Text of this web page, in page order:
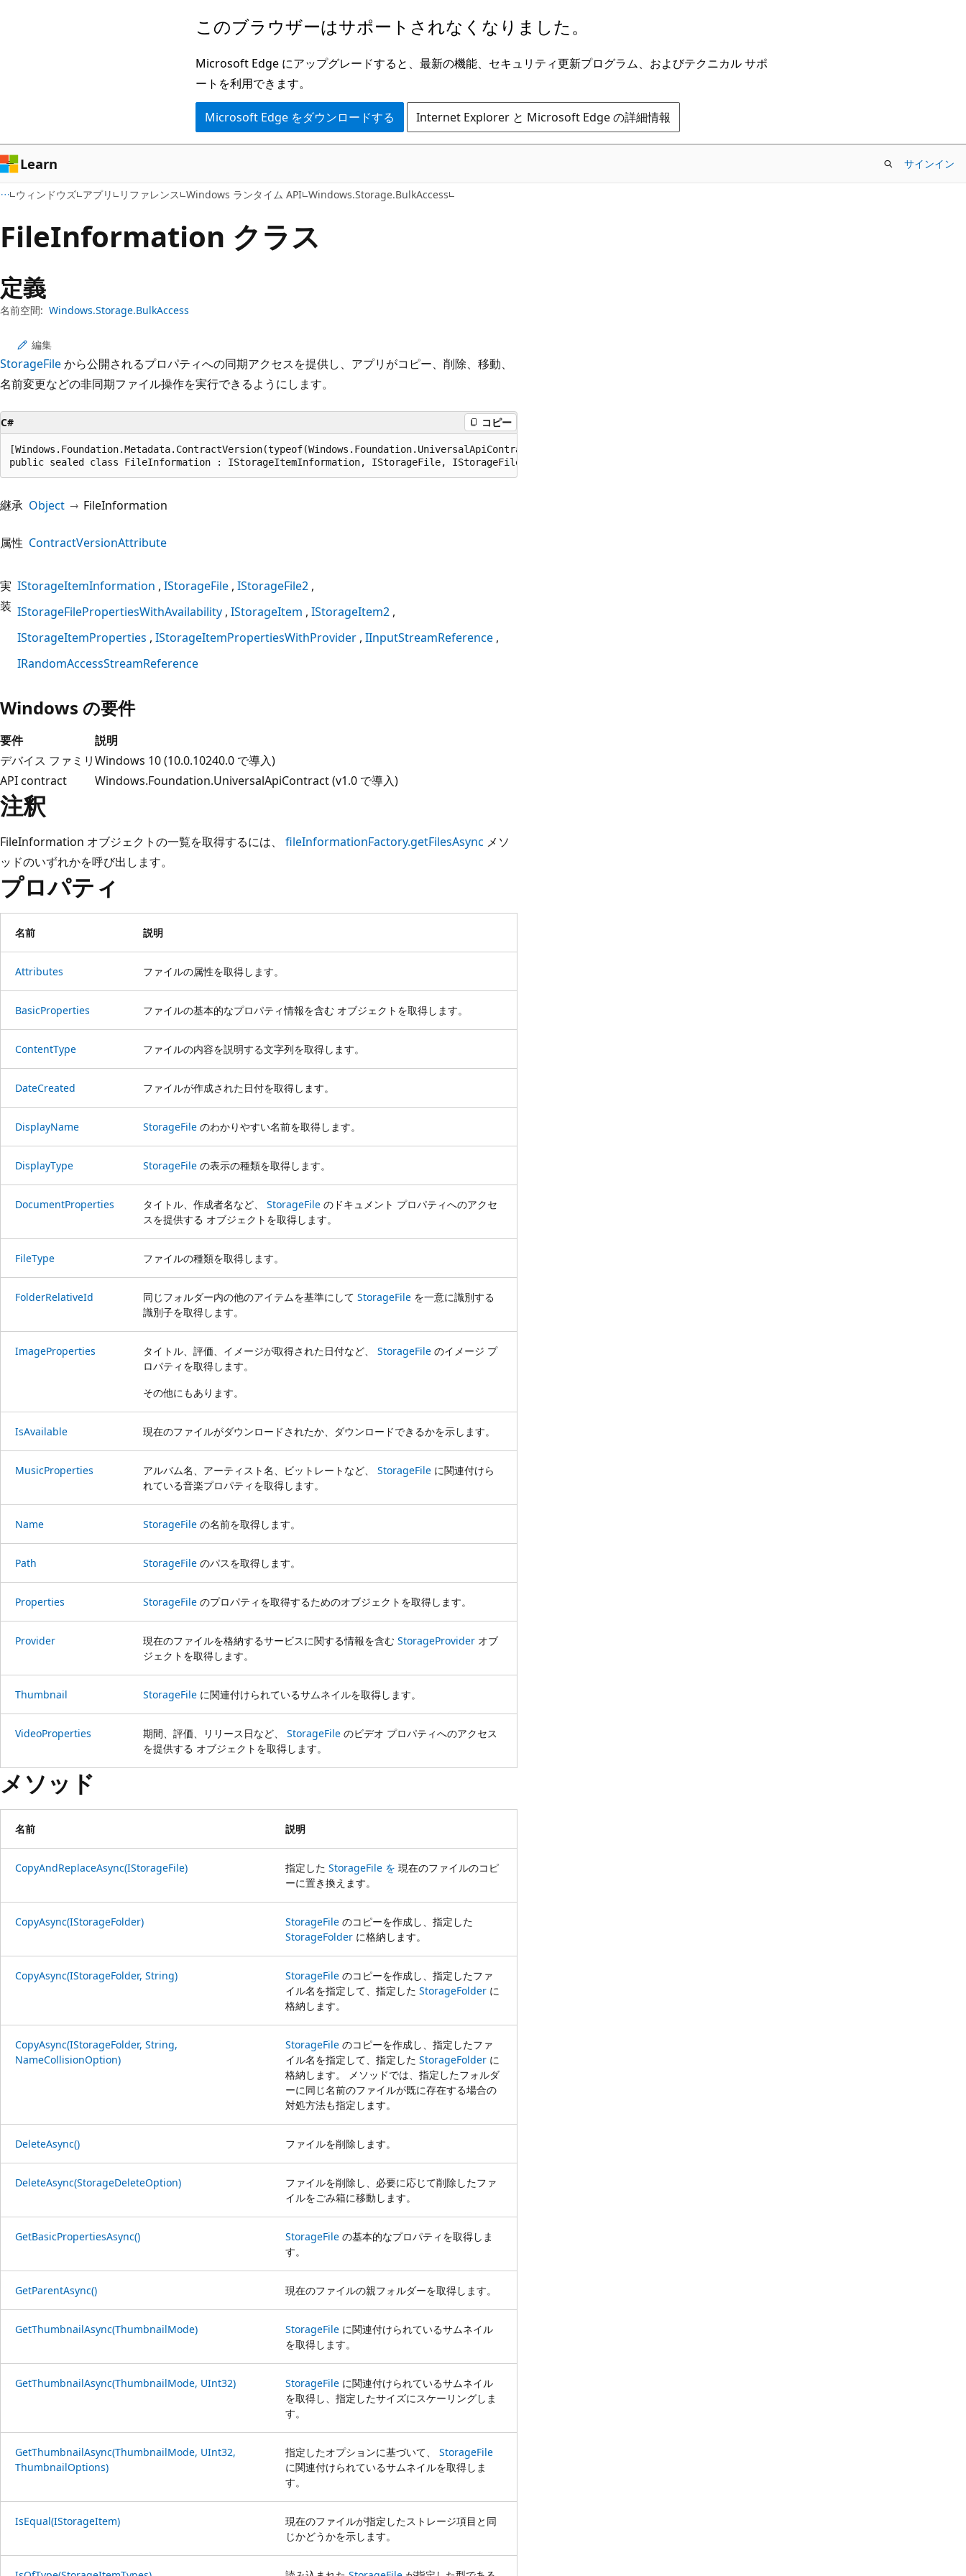
ン
ツ
に
ス
キ
ッ
ゲ
ー
シ
ョ
ン
に
キ
ッ
このブラウザーはサポートされなくなりました。
Microsoft Edge にアップグレードすると、最新の機能、セキュリティ更新プログラム、およびテクニカル サポ
ートを利用できます。
Microsoft Edge をダウンロードする Internet Explorer と Microsoft Edge の詳細情報
Learn サインイン
ウィンドウズ アプリ リファレンス Windows ランタイム API Windows.Storage.BulkAccess
FileInformation クラス
定義
名前空間: Windows.Storage.BulkAccess
編集
StorageFileから公開されるプロパティへの同期アクセスを提供し、アプリがコピー、削除、移動、
名前変更などの非同期ファイル操作を実行できるようにします。
C# コピー
[Windows.Foundation.Metadata.ContractVersion(typeof(Windows.Foundation.UniversalApiContract), 65536)]
public sealed class FileInformation : IStorageItemInformation, IStorageFile, IStorageFile2, IStorageFilePropertiesWithAvailability, IStorageItem2,
継承 Object FileInformation
属性 ContractVersionAttribute
実
装
IStorageItemInformation IStorageFile IStorageFile2
IStorageFilePropertiesWithAvailability IStorageItem IStorageItem2
IStorageItemProperties IStorageItemPropertiesWithProvider IInputStreamReference
IRandomAccessStreamReference
Windows の要件
要件
説明
デバイス ファミリWindows 10 (10.0.10240.0 で導入)
API contract
Windows.Foundation.UniversalApiContract (v1.0 で導入)
注釈
FileInformation オブジェクトの一覧を取得するには、 fileInformationFactory.getFilesAsync メソ
ッドのいずれかを呼び出します。
プロパティ
名前 説明
Attributes ファイルの属性を取得します。
BasicProperties ファイルの基本的なプロパティ情報を含む オブジェクトを取得します。
ContentType ファイルの内容を説明する文字列を取得します。
DateCreated ファイルが作成された日付を取得します。
DisplayName StorageFile のわかりやすい名前を取得します。
DisplayType StorageFile の表示の種類を取得します。
DocumentProperties タイトル、作成者名など、 StorageFile のドキュメント プロパティへのアクセ
スを提供する オブジェクトを取得します。
FileType ファイルの種類を取得します。
FolderRelativeId 同じフォルダー内の他のアイテムを基準にして StorageFile を一意に識別する
識別子を取得します。
ImageProperties タイトル、評価、イメージが取得された日付など、 StorageFile のイメージ プ
ロパティを取得します。
その他にもあります。
IsAvailable 現在のファイルがダウンロードされたか、ダウンロードできるかを示します。
MusicProperties アルバム名、アーティスト名、ビットレートなど、 StorageFile に関連付けら
れている音楽プロパティを取得します。
Name StorageFile の名前を取得します。
Path StorageFile のパスを取得します。
Properties StorageFile のプロパティを取得するためのオブジェクトを取得します。
Provider 現在のファイルを格納するサービスに関する情報を含む StorageProvider オブ
ジェクトを取得します。
Thumbnail StorageFile に関連付けられているサムネイルを取得します。
VideoProperties 期間、評価、リリース日など、 StorageFile のビデオ プロパティへのアクセス
を提供する オブジェクトを取得します。
メソッド
名前 説明
CopyAndReplaceAsync(IStorageFile) 指定した StorageFile を 現在のファイルのコピ
ーに置き換えます。
CopyAsync(IStorageFolder) StorageFile のコピーを作成し、指定した
StorageFolder に格納します。
CopyAsync(IStorageFolder, String) StorageFile のコピーを作成し、指定したファ
イル名を指定して、指定した StorageFolder に
格納します。
CopyAsync(IStorageFolder, String,
NameCollisionOption)
StorageFile のコピーを作成し、指定したファ
イル名を指定して、指定した StorageFolder に
格納します。 メソッドでは、指定したフォルダ
ーに同じ名前のファイルが既に存在する場合の
対処方法も指定します。
DeleteAsync() ファイルを削除します。
DeleteAsync(StorageDeleteOption)
ファイルを削除し、必要に応じて削除したファ
イルをごみ箱に移動します。
GetBasicPropertiesAsync() StorageFile の基本的なプロパティを取得しま
す。
GetParentAsync() 現在のファイルの親フォルダーを取得します。
GetThumbnailAsync(ThumbnailMode) StorageFile に関連付けられているサムネイル
を取得します。
GetThumbnailAsync(ThumbnailMode, UInt32) StorageFile に関連付けられているサムネイル
を取得し、指定したサイズにスケーリングしま
す。
GetThumbnailAsync(ThumbnailMode, UInt32,
ThumbnailOptions)
指定したオプションに基づいて、 StorageFile
に関連付けられているサムネイルを取得しま
す。
IsEqual(IStorageItem)
現在のファイルが指定したストレージ項目と同
じかどうかを示します。